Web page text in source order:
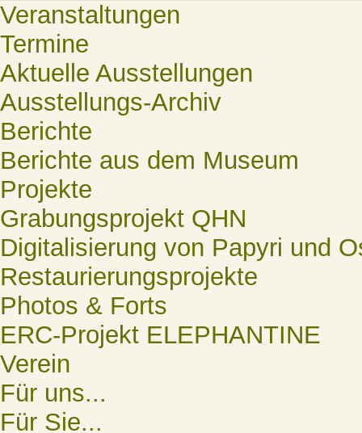
Veranstaltungen
Termine
Aktuelle Ausstellungen
Ausstellungs-Archiv
Berichte
Berichte aus dem Museum
Projekte
Grabungsprojekt QHN
Digitalisierung von Papyri und
Restaurierungsprojekte
Photos & Forts
ERC-Projekt ELEPHANTINE
Verein
Für uns...
Für Sie...